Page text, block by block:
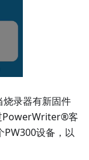
录器有新固件
PowerWriter®客
PW300设备，以